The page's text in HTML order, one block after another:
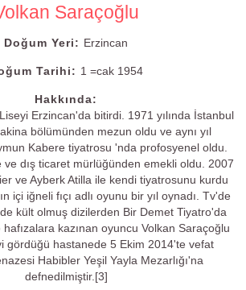
Saraçoğlu
Doğum Yeri: Erzincan
Tarihi: 1 =cak 1954
Hakkında:
Erzincan'da bitirdi. 1971 yılında İstanbul
bölümünden mezun oldu ve aynı yıl
Kabere tiyatrosu 'nda profosyenel oldu.
ve dış ticaret mürlüğünden emekli oldu. 2007
ve Ayberk Atilla ile kendi tiyatrosunu kurdu
içi iğneli fıçı adlı oyunu bir yıl oynadı. Tv'de
kült olmuş dizilerden Bir Demet Tiyatro'da
kazınan oyuncu Volkan Saraçoğlu
gördüğü hastanede 5 Ekim 2014'te vefat
Habibler Yeşil Yayla Mezarlığı'na
defnedilmiştir.[3]